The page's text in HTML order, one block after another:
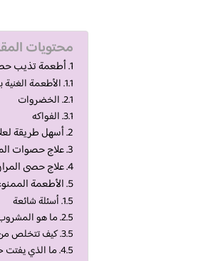
محتويات
أطعمة تذيب
الأطعمة الغنية
الخضروات
الفواكه
أسهل طريقة
علاج حصوات
علاج حصى
الأطعمة
أسئلة شائعة
ما هو
كيف تتخلص
ما الذي يفتت